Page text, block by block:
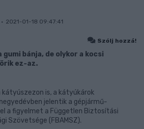
2021-01-18 09:47:41
Szólj hozzá!
bánja, de olykor a kocsi
ez-az.
is, a kátyúkárok
jelentik a gépjármű-
a figyelmet a Független Biztosítási
Szövetsége (FBAMSZ).